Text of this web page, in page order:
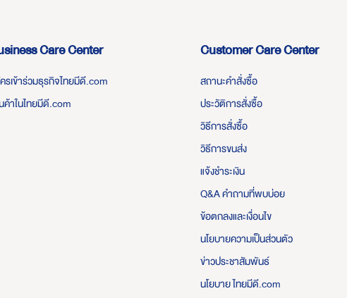
Care Center
รเข้าร่วมธุรกิจไทยมีดี.com
ค้าในไทยมีดี.com
Customer Care Center
สถานะคำสั่งซื้อ
ประวัติการสั่งซื้อ
วิธีการสั่งซื้อ
วิธีการขนส่ง
แจ้งชำระเงิน
Q&A คำถามที่พบบ่อย
ข้อตกลงและเงื่อนไข
นโยบายความเป็นส่วนตัว
ข่าวประชาสัมพันธ์
นโยบาย ไทยมีดี.com